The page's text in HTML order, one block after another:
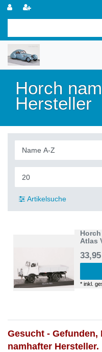
Horch
Hersteller
Artikelsuche
Atlas
*inkl.
Gesucht - Gefunden,
namhafter Hersteller.